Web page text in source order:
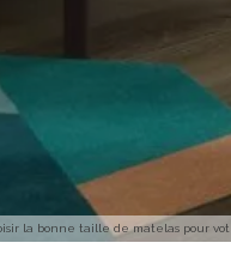
la bonne taille de matelas pour